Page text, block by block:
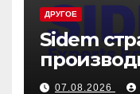
ДРУГОЕ
Sidem
родом
07.08.2026